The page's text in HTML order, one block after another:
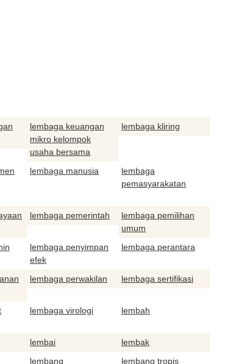
lembaga keuangan
mikro kelompok
usaha bersama
lembaga kliring
lembaga manusia
lembaga
pemasyarakatan
lembaga pemerintah
lembaga pemilihan
umum
lembaga penyimpan
efek
lembaga perantara
lembaga perwakilan lembaga sertifikasi
lembaga virologi lembah
lembai
lembak
lembang
lembang tropis